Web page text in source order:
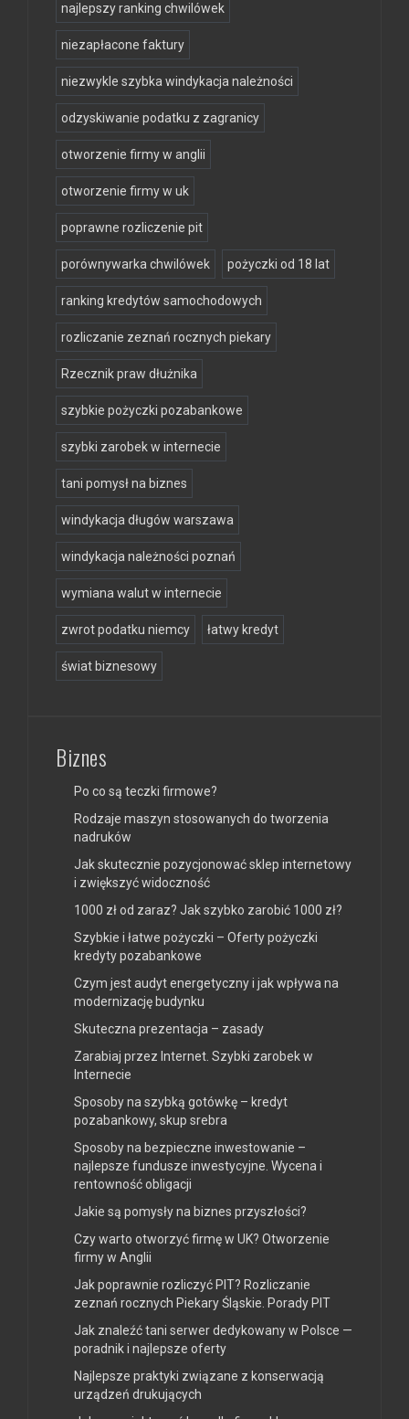
najlepszy ranking chwilówek
niezapłacone faktury
niezwykle szybka windykacja należności
odzyskiwanie podatku z zagranicy
otworzenie firmy w anglii
otworzenie firmy w uk
poprawne rozliczenie pit
porównywarka chwilówek pożyczki od 18 lat
ranking kredytów samochodowych
rozliczanie zeznań rocznych piekary
Rzecznik praw dłużnika
szybkie pożyczki pozabankowe
szybki zarobek w internecie
tani pomysł na biznes
windykacja długów warszawa
windykacja należności poznań
wymiana walut w internecie
zwrot podatku niemcy łatwy kredyt
świat biznesowy
Biznes
Po co są teczki firmowe?
Rodzaje maszyn stosowanych do tworzenia
nadruków
Jak skutecznie pozycjonować sklep internetowy
i zwiększyć widoczność
1000 zł od zaraz? Jak szybko zarobić 1000 zł?
Szybkie i łatwe pożyczki – Oferty pożyczki
kredyty pozabankowe
Czym jest audyt energetyczny i jak wpływa na
modernizację budynku
Skuteczna prezentacja – zasady
Zarabiaj przez Internet. Szybki zarobek w
Internecie
Sposoby na szybką gotówkę – kredyt
pozabankowy, skup srebra
Sposoby na bezpieczne inwestowanie –
najlepsze fundusze inwestycyjne. Wycena i
rentowność obligacji
Jakie są pomysły na biznes przyszłości?
Czy warto otworzyć firmę w UK? Otworzenie
firmy w Anglii
Jak poprawnie rozliczyć PIT? Rozliczanie
zeznań rocznych Piekary Śląskie. Porady PIT
Jak znaleźć tani serwer dedykowany w Polsce —
poradnik i najlepsze oferty
Najlepsze praktyki związane z konserwacją
urządzeń drukujących